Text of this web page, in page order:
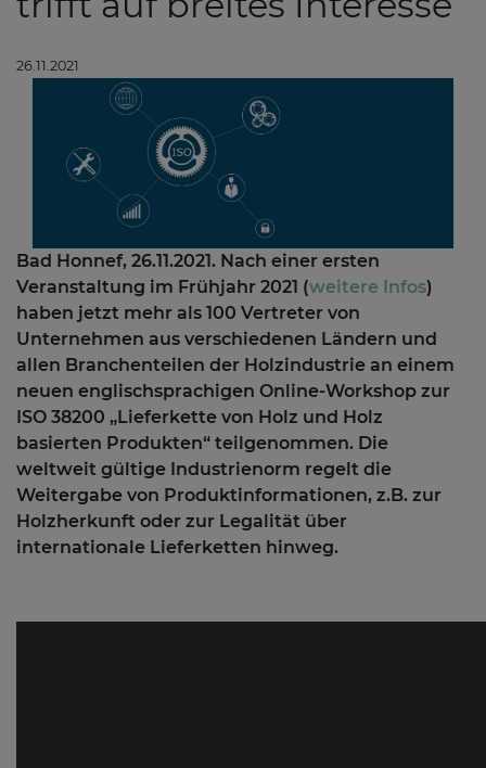
26.11.2021
Bad Honnef, 26.11.2021. Nach einer ersten
Veranstaltung im Frühjahr 2021 (weitere Infos)
haben jetzt mehr als 100 Vertreter von
Unternehmen aus verschiedenen Ländern und
allen Branchenteilen der Holzindustrie an einem
neuen englischsprachigen Online-Workshop zur
ISO 38200 „Lieferkette von Holz und Holz
basierten Produkten“ teilgenommen. Die
weltweit gültige Industrienorm regelt die
Weitergabe von Produktinformationen, z.B. zur
Holzherkunft oder zur Legalität über
internationale Lieferketten hinweg.